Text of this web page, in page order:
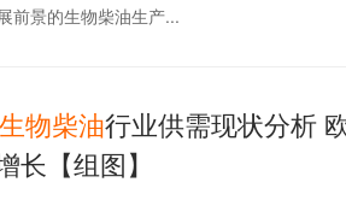
前景的生物柴油生产...
生物柴油行业供需现状分析
长【组图】